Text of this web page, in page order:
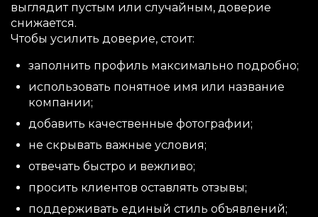
выглядит пустым или случайным, доверие
снижается.
Чтобы усилить доверие, стоит:
заполнить профиль максимально подробно;
использовать понятное имя или название
компании;
добавить качественные фотографии;
не скрывать важные условия;
отвечать быстро и вежливо;
просить клиентов оставлять отзывы;
поддерживать единый стиль объявлений;